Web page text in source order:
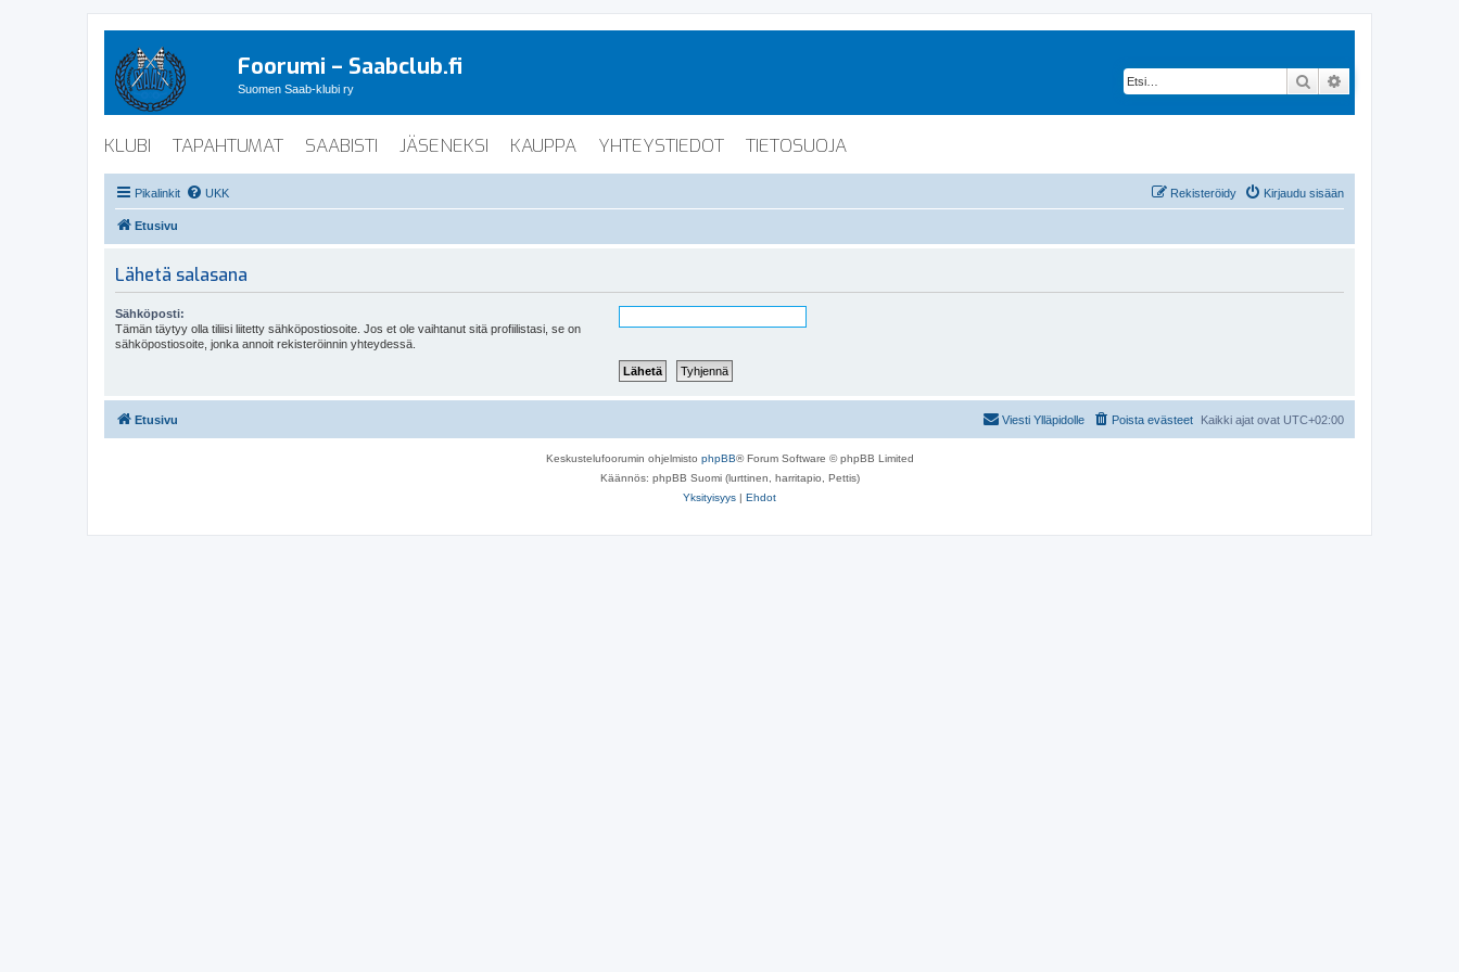
Foorumi – Saabclub.fi
Suomen Saab-klubi ry Etsi
KLUBI TAPAHTUMAT SAABISTI JÄSENEKSI KAUPPA YHTEYSTIEDOT TIETOSUOJA
Pikalinkit UKK Kirjaudu sisään
Rekisteröidy
Etusivu
Lähetä salasana
Sähköposti:
Tämän täytyy olla tiliisi liitetty sähköpostiosoite. Jos et ole vaihtanut sitä profiilistasi, se on
sähköpostiosoite, jonka annoit rekisteröinnin yhteydessä.
Etusivu Kaikki ajat ovat UTC+02:00
Poista evästeet
Viesti Ylläpidolle
Keskustelufoorumin ohjelmisto phpBB® Forum Software © phpBB Limited
Käännös: phpBB Suomi (lurttinen, harritapio, Pettis)
Yksityisyys | Ehdot